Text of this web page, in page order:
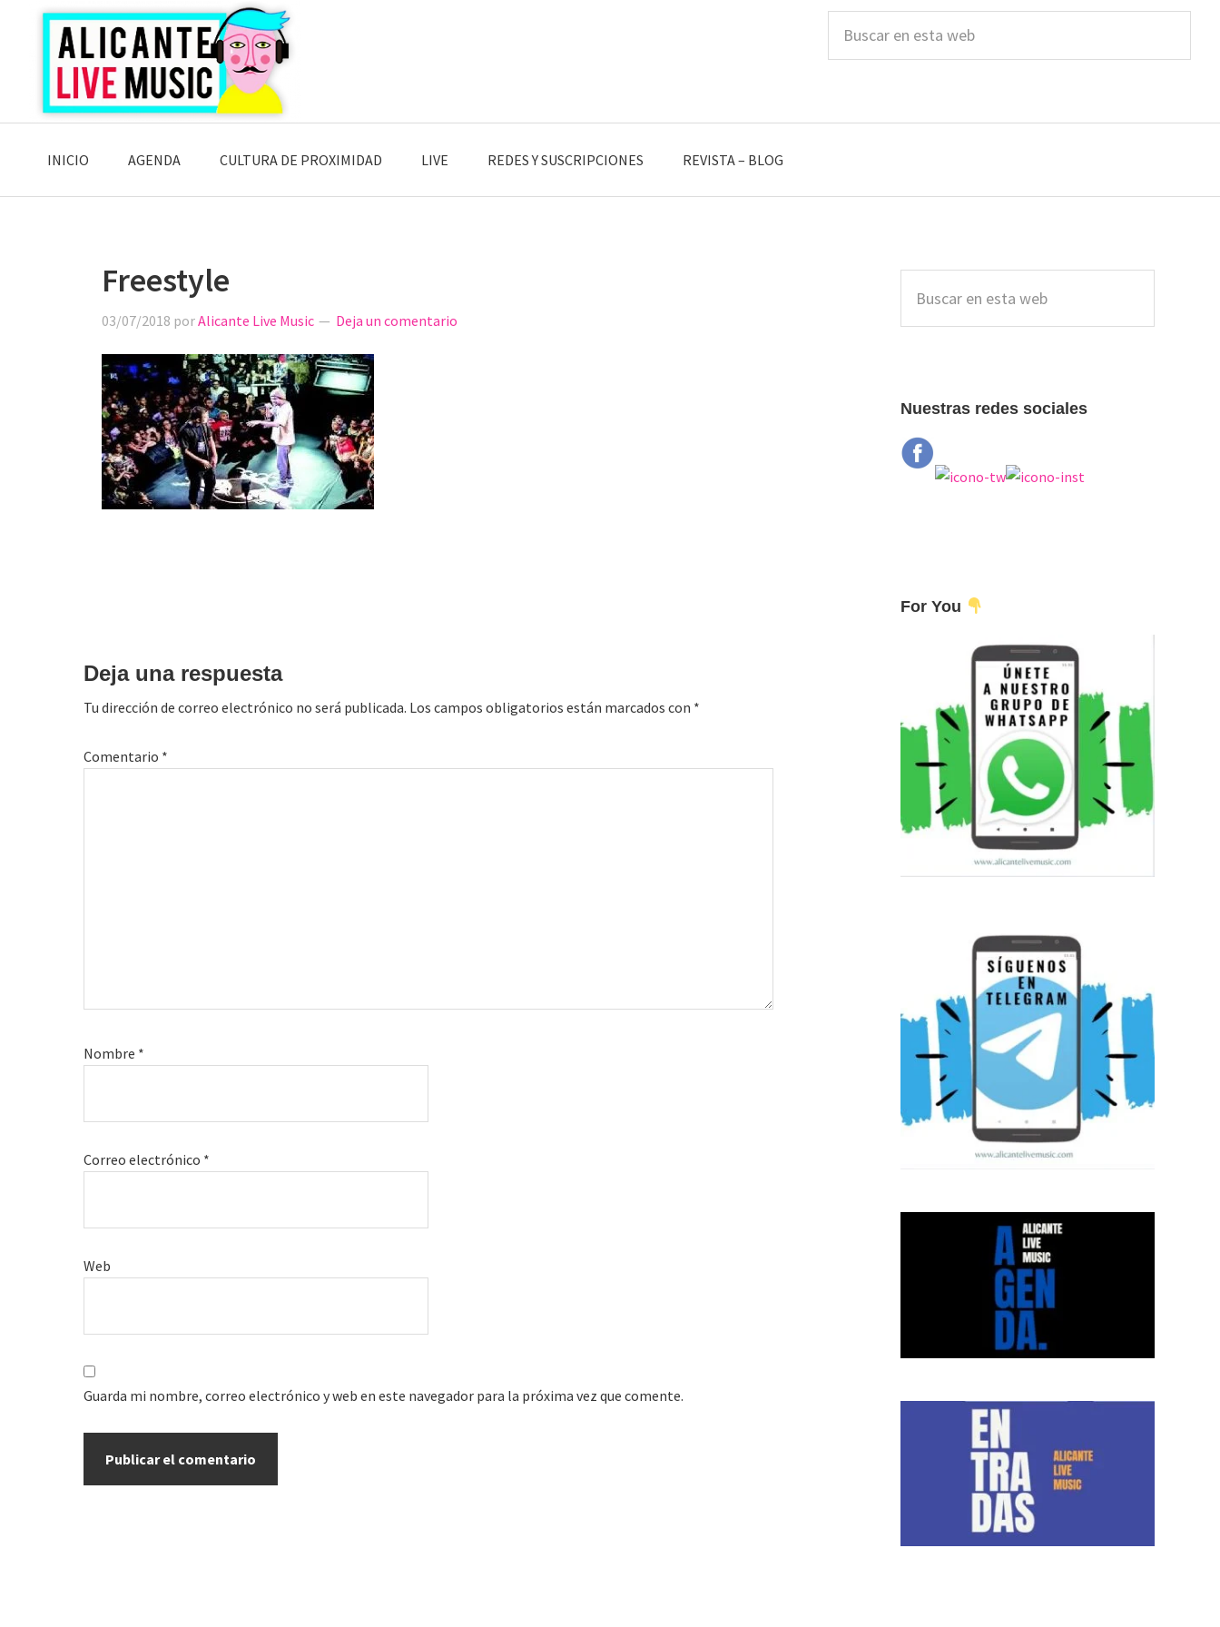
Saltar
navegación
principal
Saltar
contenido
principal
Saltar
lateral
principal
esta
INICIO AGENDA CULTURA DE PROXIMIDAD LIVE REDES Y SUSCRIPCIONES REVISTA – BLOG
Freestyle
03/07/2018 porAlicante Live Music Deja un comentario
lectores
Deja una respuesta
Tu dirección de correo electrónico no será publicada. Los campos obligatorios están marcados con *
Comentario *
Nombre *
Correo electrónico *
Web
Guarda mi nombre, correo electrónico y web en este navegador para la próxima vez que comente.
lateral
principal
esta
Nuestras redes sociales
For You